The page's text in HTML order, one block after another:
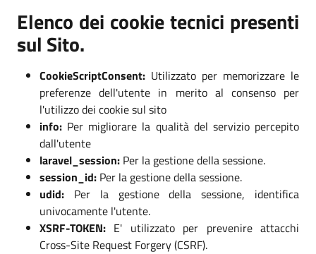
Elenco dei cookie tecnici presenti
sul Sito.
CookieScriptConsent: Utilizzato per memorizzare le
preferenze dell'utente in merito al consenso per
l'utilizzo dei cookie sul sito
info: Per migliorare la qualità del servizio percepito
dall'utente
laravel_session: Per la gestione della sessione.
session_id: Per la gestione della sessione.
udid: Per la gestione della sessione, identifica
univocamente l'utente.
XSRF-TOKEN: E' utilizzato per prevenire attacchi
Cross-Site Request Forgery (CSRF).